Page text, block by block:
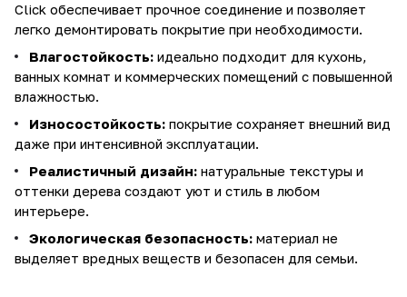
Click обеспечивает прочное соединение и позволяет
легко демонтировать покрытие при необходимости.
Влагостойкость: идеально подходит для кухонь,
ванных комнат и коммерческих помещений с повышенной
влажностью.
Износостойкость: покрытие сохраняет внешний вид
даже при интенсивной эксплуатации.
Реалистичный дизайн: натуральные текстуры и
оттенки дерева создают уют и стиль в любом
интерьере.
Экологическая безопасность: материал не
выделяет вредных веществ и безопасен для семьи.